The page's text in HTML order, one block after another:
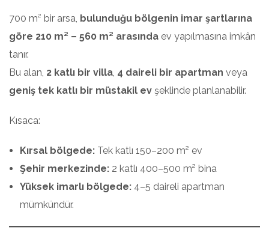
700 m² bir arsa, bulunduğu bölgenin imar şartlarına
göre 210 m² – 560 m² arasında ev yapılmasına imkân
tanır.
Bu alan, 2 katlı bir villa, 4 daireli bir apartman veya
geniş tek katlı bir müstakil ev şeklinde planlanabilir.
Kısaca:
Kırsal bölgede: Tek katlı 150–200 m² ev
Şehir merkezinde: 2 katlı 400–500 m² bina
Yüksek imarlı bölgede: 4–5 daireli apartman
mümkündür.